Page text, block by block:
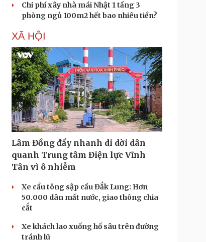
Chi phí xây nhà mái Nhật 1 tầng 3
phòng ngủ 100m2 hết bao nhiêu tiền?
XÃ HỘI
Lâm Đồng đẩy nhanh di dời dân
quanh Trung tâm Điện lực Vĩnh
Tân vì ô nhiễm
Xe cẩu tông sập cầu Đắk Lung: Hơn
50.000 dân mất nước, giao thông chia
cắt
Xe khách lao xuống hố sâu trên đường
tránh lũ